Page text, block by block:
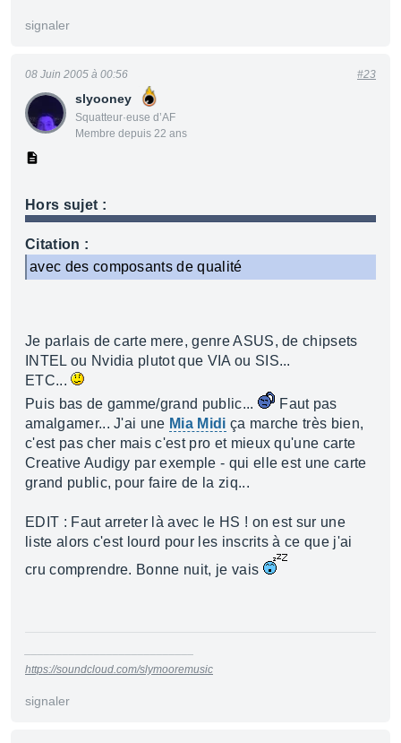
signaler
slyooney
Squatteur·euse d’AF
Membre depuis 22 ans
08 Juin 2005 à 00:56 #23
Hors sujet :
Citation :
avec des composants de qualité
Je parlais de carte mere, genre ASUS, de chipsets
INTEL ou Nvidia plutot que VIA ou SIS...
ETC...
Puis bas de gamme/grand public...
Faut pas
amalgamer... J'ai une Mia Midi ça marche très bien,
c'est pas cher mais c'est pro et mieux qu'une carte
Creative Audigy par exemple - qui elle est une carte
grand public, pour faire de la ziq...
EDIT : Faut arreter là avec le HS ! on est sur une
liste alors c'est lourd pour les inscrits à ce que j'ai
cru comprendre. Bonne nuit, je vais
https://soundcloud.com/slymooremusic
signaler